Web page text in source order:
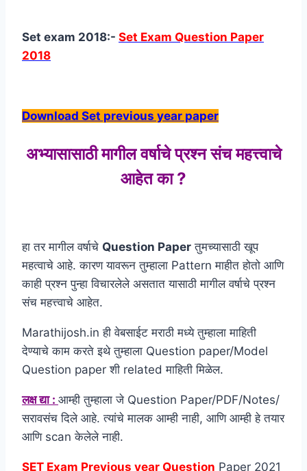
Set exam 2018:- Set Exam Question Paper
2018
Download Set previous year paper
अभ्यासासाठी मागील वर्षाचे प्रश्न संच महत्त्वाचे
आहेत का ?
हा तर मागील वर्षाचे Question Paper तुमच्यासाठी खूप
महत्वाचे आहे. कारण यावरून तुम्हाला Pattern माहीत होतो आणि
काही प्रश्न पुन्हा विचारलेले असतात यासाठी मागील वर्षाचे प्रश्न
संच महत्त्वाचे आहेत.
Marathijosh.in ही वेबसाईट मराठी मध्ये तुम्हाला माहिती
देण्याचे काम करते इथे तुम्हाला Question paper/Model
Question paper शी related माहिती मिळेल.
लक्ष द्या : आम्ही तुम्हाला जे Question Paper/PDF/Notes/
सरावसंच दिले आहे. त्यांचे मालक आम्ही नाही, आणि आम्ही हे तयार
आणि scan केलेले नाही.
SET Exam Previous year Question Paper 2021